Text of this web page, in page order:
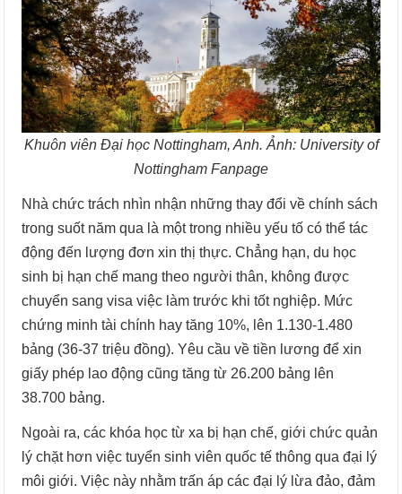
Khuôn viên Đại học Nottingham, Anh. Ảnh: University of
Nottingham Fanpage
Nhà chức trách nhìn nhận những thay đổi về chính sách
trong suốt năm qua là một trong nhiều yếu tố có thể tác
động đến lượng đơn xin thị thực. Chẳng hạn, du học
sinh bị hạn chế mang theo người thân, không được
chuyển sang visa việc làm trước khi tốt nghiệp. Mức
chứng minh tài chính hay tăng 10%, lên 1.130-1.480
bảng (36-37 triệu đồng). Yêu cầu về tiền lương để xin
giấy phép lao động cũng tăng từ 26.200 bảng lên
38.700 bảng.
Ngoài ra, các khóa học từ xa bị hạn chế, giới chức quản
lý chặt hơn việc tuyển sinh viên quốc tế thông qua đại lý
môi giới. Việc này nhằm trấn áp các đại lý lừa đảo, đảm